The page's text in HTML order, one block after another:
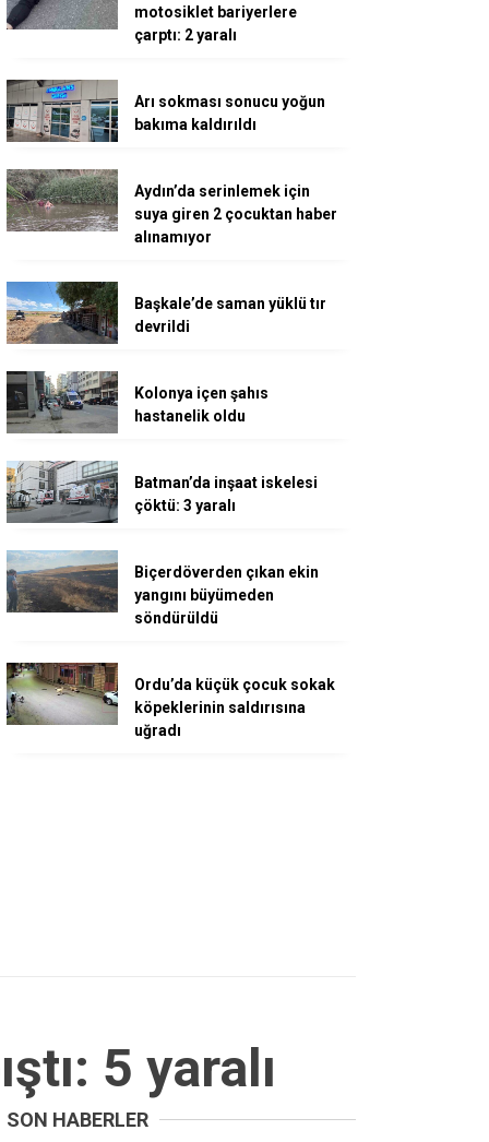
motosiklet bariyerlere
çarptı: 2 yaralı
Arı sokması sonucu yoğun
bakıma kaldırıldı
Aydın’da serinlemek için
suya giren 2 çocuktan haber
alınamıyor
Başkale’de saman yüklü tır
devrildi
Kolonya içen şahıs
hastanelik oldu
Batman’da inşaat iskelesi
çöktü: 3 yaralı
Biçerdöverden çıkan ekin
yangını büyümeden
söndürüldü
Ordu’da küçük çocuk sokak
köpeklerinin saldırısına
uğradı
5 yaralı
SON HABERLER